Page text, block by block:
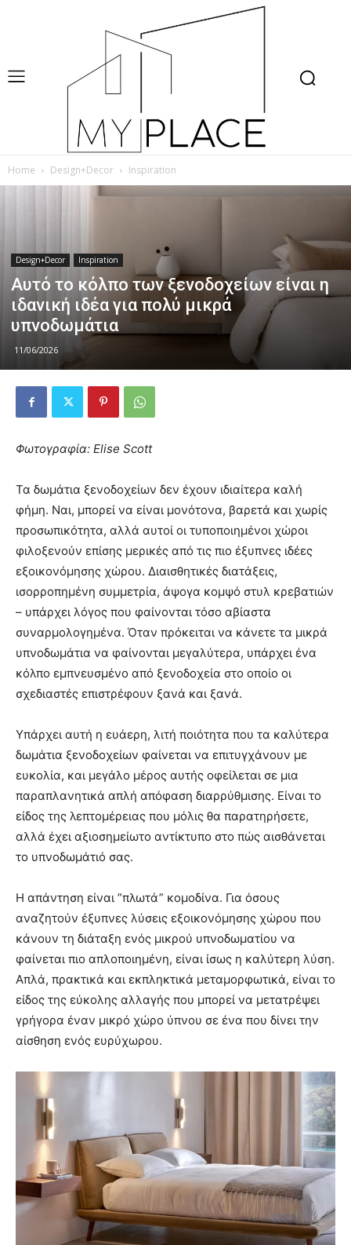
Home Design+Decor Inspiration
Design+Decor Inspiration
Αυτό το κόλπο των ξενοδοχείων είναι η
ιδανική ιδέα για πολύ μικρά
υπνοδωμάτια
11/06/2026
Φωτογραφία: Elise Scott
Τα δωμάτια ξενοδοχείων δεν έχουν ιδιαίτερα καλή
φήμη. Ναι, μπορεί να είναι μονότονα, βαρετά και χωρίς
προσωπικότητα, αλλά αυτοί οι τυποποιημένοι χώροι
φιλοξενούν επίσης μερικές από τις πιο έξυπνες ιδέες
εξοικονόμησης χώρου. Διαισθητικές διατάξεις,
ισορροπημένη συμμετρία, άψογα κομψό στυλ κρεβατιών
– υπάρχει λόγος που φαίνονται τόσο αβίαστα
συναρμολογημένα. Όταν πρόκειται να κάνετε τα μικρά
υπνοδωμάτια να φαίνονται μεγαλύτερα, υπάρχει ένα
κόλπο εμπνευσμένο από ξενοδοχεία στο οποίο οι
σχεδιαστές επιστρέφουν ξανά και ξανά.
Υπάρχει αυτή η ευάερη, λιτή ποιότητα που τα καλύτερα
δωμάτια ξενοδοχείων φαίνεται να επιτυγχάνουν με
ευκολία, και μεγάλο μέρος αυτής οφείλεται σε μια
παραπλανητικά απλή απόφαση διαρρύθμισης. Είναι το
είδος της λεπτομέρειας που μόλις θα παρατηρήσετε,
αλλά έχει αξιοσημείωτο αντίκτυπο στο πώς αισθάνεται
το υπνοδωμάτιό σας.
Η απάντηση είναι ”πλωτά” κομοδίνα. Για όσους
αναζητούν έξυπνες λύσεις εξοικονόμησης χώρου που
κάνουν τη διάταξη ενός μικρού υπνοδωματίου να
φαίνεται πιο απλοποιημένη, είναι ίσως η καλύτερη λύση.
Απλά, πρακτικά και εκπληκτικά μεταμορφωτικά, είναι το
είδος της εύκολης αλλαγής που μπορεί να μετατρέψει
γρήγορα έναν μικρό χώρο ύπνου σε ένα που δίνει την
αίσθηση ενός ευρύχωρου.